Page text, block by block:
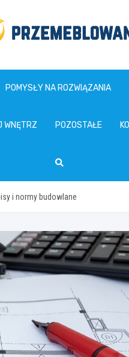
POMYSŁY NA ROZWIĄZANIA
WNĘTRZ POZOSTAŁE
i normy budowlane